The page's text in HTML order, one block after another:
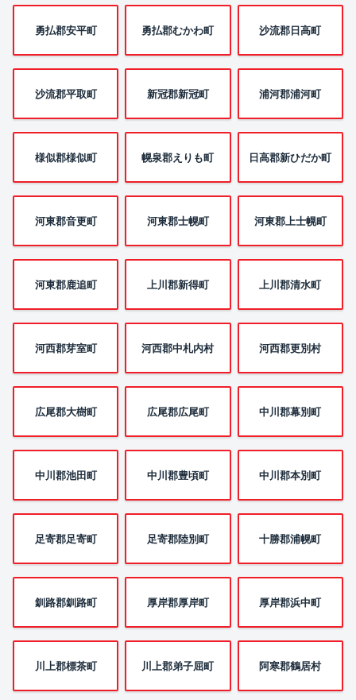
勇払郡安平町 勇払郡むかわ町 沙流郡日高町
沙流郡平取町 新冠郡新冠町 浦河郡浦河町
様似郡様似町 幌泉郡えりも町 日高郡新ひだか町
河東郡音更町 河東郡士幌町 河東郡上士幌町
河東郡鹿追町 上川郡新得町 上川郡清水町
河西郡芽室町 河西郡中札内村 河西郡更別村
広尾郡大樹町 広尾郡広尾町 中川郡幕別町
中川郡池田町 中川郡豊頃町 中川郡本別町
足寄郡足寄町 足寄郡陸別町 十勝郡浦幌町
釧路郡釧路町 厚岸郡厚岸町 厚岸郡浜中町
川上郡標茶町 川上郡弟子屈町 阿寒郡鶴居村